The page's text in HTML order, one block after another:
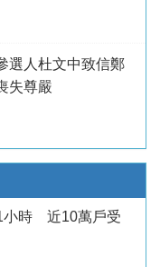
人杜文中致信鄭
失尊嚴
小時 近10萬戶受